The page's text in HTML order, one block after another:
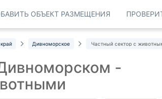
ОБЪЕКТ РАЗМЕЩЕНИЯ
Дивноморское Частный сектор с
-